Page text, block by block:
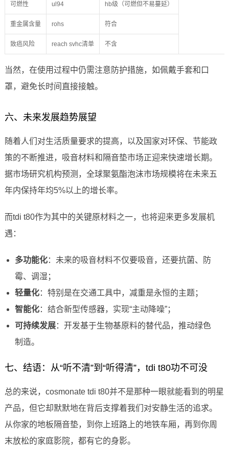
可燃性 ul94 hb级（可燃但不易蔓延）
重金属含量 rohs 符合
致癌风险 reach svhc清单 不含
当然，在使用过程中仍需注意防护措施，如佩戴手套和口
罩，避免长时间直接接触。
六、未来发展趋势展望
随着人们对生活质量要求的提高，以及国家对环保、节能政
策的不断推进，吸音材料和隔音垫市场正迎来快速增长期。
据市场研究机构预测，全球聚氨酯泡沫市场规模将在未来五
年内保持年均5%以上的增长率。
而tdi t80作为其中的关键原材料之一，也将迎来更多发展机
遇：
多功能化：未来的吸音材料不仅要吸音，还要抗菌、防
霉、调湿；
轻量化：特别是在交通工具中，减重是永恒的主题；
智能化：结合新型传感器，实现“主动降噪”；
可持续发展：开发基于生物基原料的替代品，推动绿色
制造。
七、结语：从“听不清”到“听得清”，tdi t80功不可没
总的来说，cosmonate tdi t80并不是那种一眼就能看到的明星
产品，但它却默默地在背后支撑着我们对安静生活的追求。
从你家的地板隔音垫，到你上班路上的地铁车厢，再到你周
末放松的家庭影院，都有它的身影。